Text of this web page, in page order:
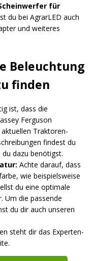
für
du bei AgrarLED auch
und weiteres
Beleuchtung
finden
ist, dass die
Ferguson
Traktoren-
findest du
dazu benötigst.
Achte darauf, dass
wie beispielsweise
du eine optimale
Um die passende
du dir auch unseren
steht dir das Experten-